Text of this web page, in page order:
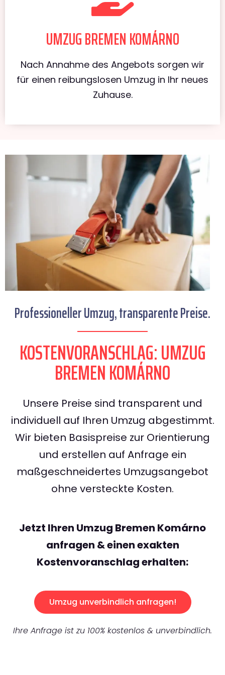
UMZUG BREMEN KOMÁRNO
Nach Annahme des Angebots sorgen wir
für einen reibungslosen Umzug in Ihr neues
Zuhause.
Professioneller Umzug, transparente Preise.
KOSTENVORANSCHLAG: UMZUG
BREMEN KOMÁRNO
Unsere Preise sind transparent und
individuell auf Ihren Umzug abgestimmt.
Wir bieten Basispreise zur Orientierung
und erstellen auf Anfrage ein
maßgeschneidertes Umzugsangebot
ohne versteckte Kosten.
Jetzt Ihren Umzug Bremen Komárno
anfragen & einen exakten
Kostenvoranschlag erhalten:
Umzug unverbindlich anfragen!
Ihre Anfrage ist zu 100% kostenlos & unverbindlich.